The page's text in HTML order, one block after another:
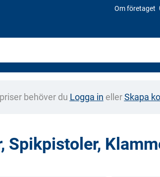
Om företaget
behöver du Logga in ellerSkapa
Spikpistoler,